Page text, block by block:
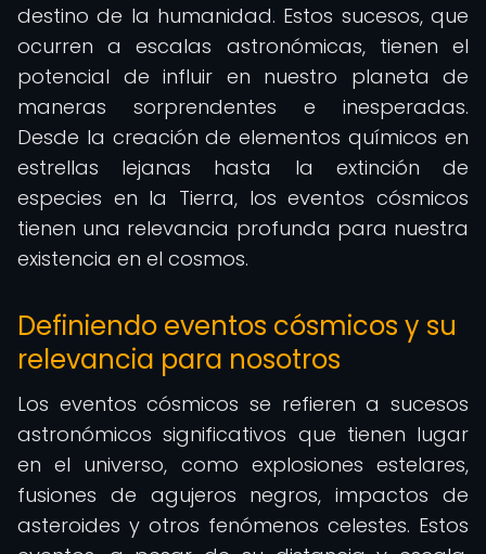
destino de la humanidad. Estos sucesos, que
ocurren a escalas astronómicas, tienen el
potencial de influir en nuestro planeta de
maneras sorprendentes e inesperadas.
Desde la creación de elementos químicos en
estrellas lejanas hasta la extinción de
especies en la Tierra, los eventos cósmicos
tienen una relevancia profunda para nuestra
existencia en el cosmos.
Definiendo eventos cósmicos y su
relevancia para nosotros
Los eventos cósmicos se refieren a sucesos
astronómicos significativos que tienen lugar
en el universo, como explosiones estelares,
fusiones de agujeros negros, impactos de
asteroides y otros fenómenos celestes. Estos